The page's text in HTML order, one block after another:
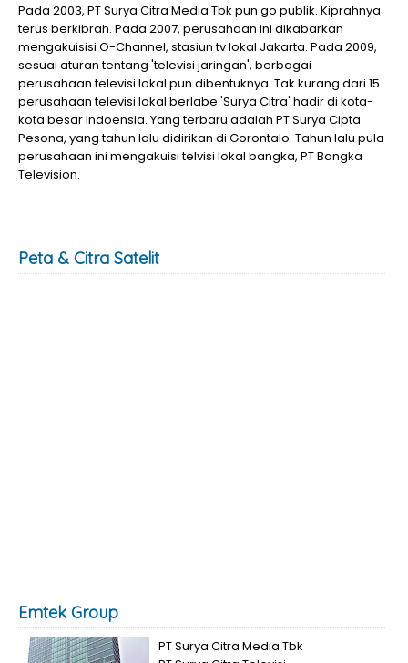
Pada 2003, PT Surya Citra Media Tbk pun go publik. Kiprahnya
terus berkibrah. Pada 2007, perusahaan ini dikabarkan
mengakuisisi O-Channel, stasiun tv lokal Jakarta. Pada 2009,
sesuai aturan tentang 'televisi jaringan', berbagai
perusahaan televisi lokal pun dibentuknya. Tak kurang dari 15
perusahaan televisi lokal berlabe 'Surya Citra' hadir di kota-
kota besar Indoensia. Yang terbaru adalah PT Surya Cipta
Pesona, yang tahun lalu didirikan di Gorontalo. Tahun lalu pula
perusahaan ini mengakuisi telvisi lokal bangka, PT Bangka
Television.
Peta & Citra Satelit
Emtek Group
PT Surya Citra Media Tbk